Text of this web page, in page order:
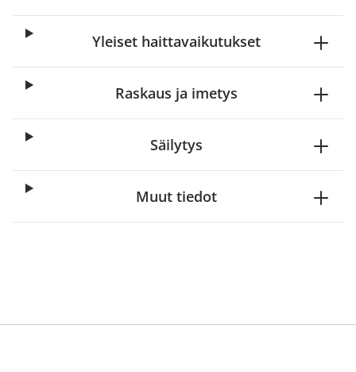
Yleiset haittavaikutukset
Raskaus ja imetys
Säilytys
Muut tiedot